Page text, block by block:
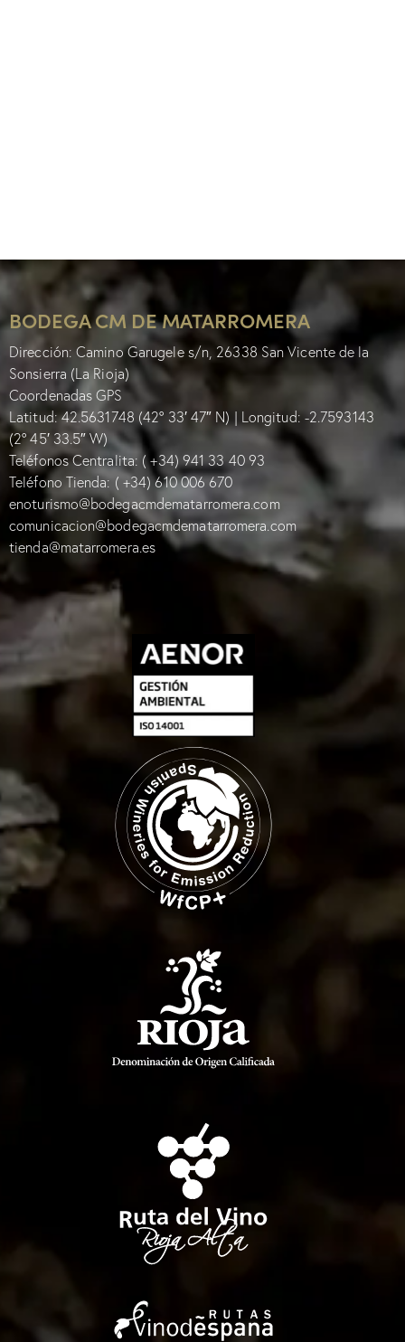
BODEGA CM DE MATARROMERA
Dirección: Camino Garugele s/n, 26338 San Vicente de la
Sonsierra (La Rioja)
Coordenadas GPS
Latitud: 42.5631748 (42° 33′ 47″ N) | Longitud: -2.7593143
(2° 45′ 33.5″ W)
Teléfonos Centralita: ( +34) 941 33 40 93
Teléfono Tienda: ( +34) 610 006 670
enoturismo@bodegacmdematarromera.com
comunicacion@bodegacmdematarromera.com
tienda@matarromera.es